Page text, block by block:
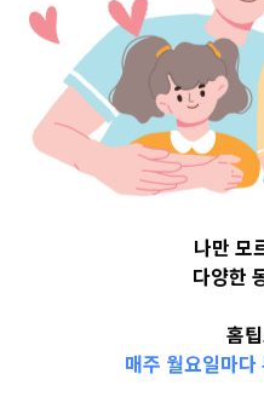
나만 모
다양한
홈
매주 월요일마